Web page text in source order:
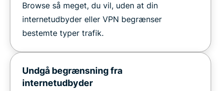
Browse så meget, du vil, uden at din
internetudbyder eller VPN begrænser
bestemte typer trafik.
Undgå begrænsning fra
internetudbyder